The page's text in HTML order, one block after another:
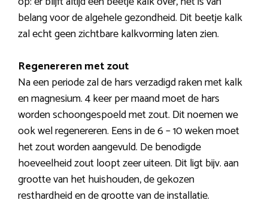
belang voor de algehele gezondheid. Dit beetje kalk
zal echt geen zichtbare kalkvorming laten zien.
Regenereren met zout
Na een periode zal de hars verzadigd raken met kalk
en magnesium. 4 keer per maand moet de hars
worden schoongespoeld met zout. Dit noemen we
ook wel regenereren. Eens in de 6 – 10 weken moet
het zout worden aangevuld. De benodigde
hoeveelheid zout loopt zeer uiteen. Dit ligt bijv. aan
grootte van het huishouden, de gekozen
resthardheid en de grootte van de installatie.